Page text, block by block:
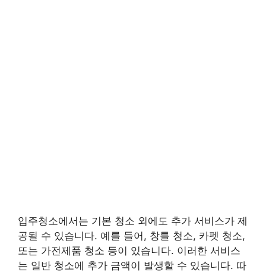
입주청소에서는 기본 청소 외에도 추가 서비스가 제
공될 수 있습니다. 예를 들어, 창틀 청소, 카펫 청소,
또는 가전제품 청소 등이 있습니다. 이러한 서비스
는 일반 청소에 추가 금액이 발생할 수 있습니다. 따